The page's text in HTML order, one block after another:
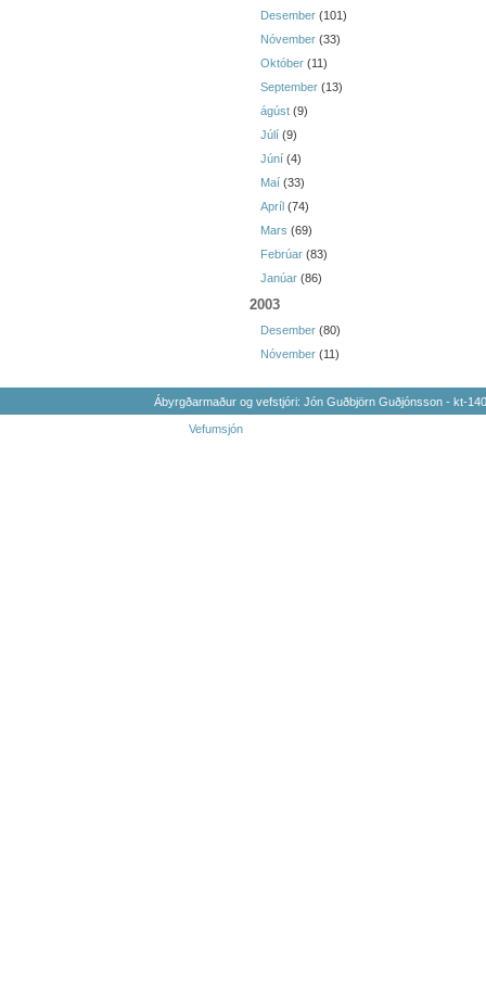
Desember (101)
Nóvember (33)
Október (11)
September (13)
ágúst (9)
Júlí (9)
Júní (4)
Maí (33)
Apríl (74)
Mars (69)
Febrúar (83)
Janúar (86)
2003
Desember (80)
Nóvember (11)
Ábyrgðarmaður og vefstjóri: Jón Guðbjörn Guðjónsson - kt-
Vefumsjón